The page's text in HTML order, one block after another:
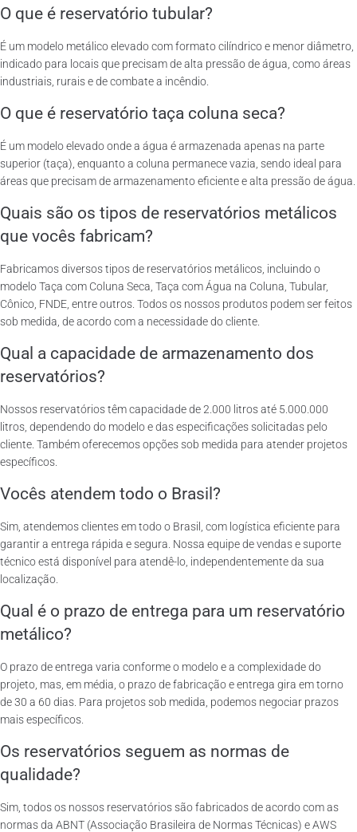
O que é reservatório tubular?
É um modelo metálico elevado com formato cilíndrico e menor diâmetro,
indicado para locais que precisam de alta pressão de água, como áreas
industriais, rurais e de combate a incêndio.
O que é reservatório taça coluna seca?
É um modelo elevado onde a água é armazenada apenas na parte
superior (taça), enquanto a coluna permanece vazia, sendo ideal para
áreas que precisam de armazenamento eficiente e alta pressão de água.
Quais são os tipos de reservatórios metálicos
que vocês fabricam?
Fabricamos diversos tipos de reservatórios metálicos, incluindo o
modelo Taça com Coluna Seca, Taça com Água na Coluna, Tubular,
Cônico, FNDE, entre outros. Todos os nossos produtos podem ser feitos
sob medida, de acordo com a necessidade do cliente.
Qual a capacidade de armazenamento dos
reservatórios?
Nossos reservatórios têm capacidade de 2.000 litros até 5.000.000
litros, dependendo do modelo e das especificações solicitadas pelo
cliente. Também oferecemos opções sob medida para atender projetos
específicos.
Vocês atendem todo o Brasil?
Sim, atendemos clientes em todo o Brasil, com logística eficiente para
garantir a entrega rápida e segura. Nossa equipe de vendas e suporte
técnico está disponível para atendê-lo, independentemente da sua
localização.
Qual é o prazo de entrega para um reservatório
metálico?
O prazo de entrega varia conforme o modelo e a complexidade do
projeto, mas, em média, o prazo de fabricação e entrega gira em torno
de 30 a 60 dias. Para projetos sob medida, podemos negociar prazos
mais específicos.
Os reservatórios seguem as normas de
qualidade?
Sim, todos os nossos reservatórios são fabricados de acordo com as
normas da ABNT (Associação Brasileira de Normas Técnicas) e AWS